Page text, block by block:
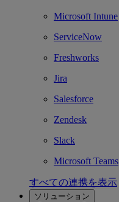
Microsoft Intune
ServiceNow
Freshworks
Jira
Salesforce
Zendesk
Slack
Microsoft Teams
すべての連携を表示
ソリューション